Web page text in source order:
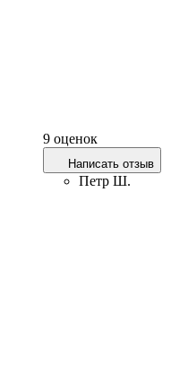
9 оценок
Написать отзыв
Петр Ш.